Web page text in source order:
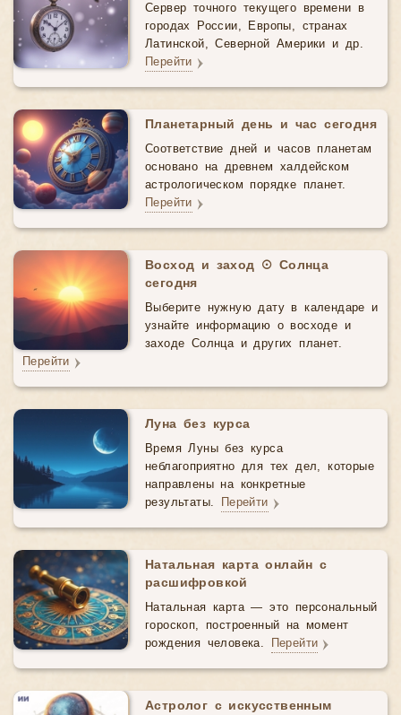
Сервер точного текущего времени в
городах России, Европы, странах
Латинской, Северной Америки и др.
Перейти
Планетарный день и час сегодня
Соответствие дней и часов планетам
основано на древнем халдейском
астрологическом порядке планет.
Перейти
Восход и заход ☉ Солнца
сегодня
Выберите нужную дату в календаре и
узнайте информацию о восходе и
заходе Солнца и других планет.
Перейти
Луна без курса
Время Луны без курса
неблагоприятно для тех дел, которые
направлены на конкретные
результаты. Перейти
Натальная карта онлайн с
расшифровкой
Натальная карта — это персональный
гороскоп, построенный на момент
рождения человека. Перейти
Астролог с искусственным